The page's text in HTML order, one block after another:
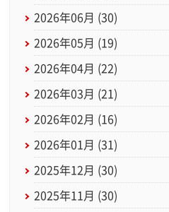
2026年06月 (30)
2026年05月 (19)
2026年04月 (22)
2026年03月 (21)
2026年02月 (16)
2026年01月 (31)
2025年12月 (30)
2025年11月 (30)